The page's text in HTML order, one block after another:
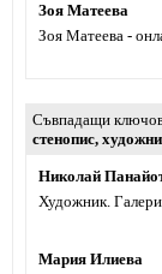
Зоя Матеева
Зоя Матеева -
Съвпадащи
стенопис,
Николай
Художник.
Мария Илиева